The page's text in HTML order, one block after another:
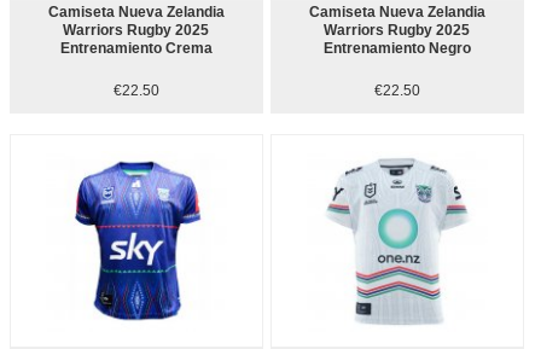
Camiseta Nueva Zelandia
Warriors Rugby 2025
Entrenamiento Crema
€22.50
Camiseta Nueva Zelandia
Warriors Rugby 2025
Entrenamiento Negro
€22.50